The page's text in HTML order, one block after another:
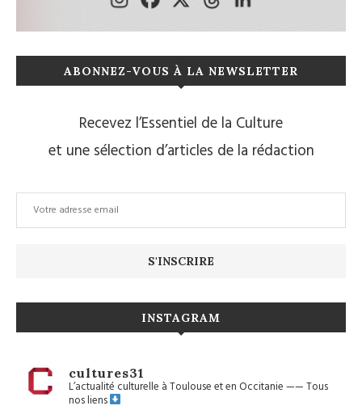
ABONNEZ-VOUS À LA NEWSLETTER
Recevez l’Essentiel de la Culture
et une sélection d’articles de la rédaction
INSTAGRAM
cultures31
L’actualité culturelle à Toulouse et en Occitanie——Tous
nos liens